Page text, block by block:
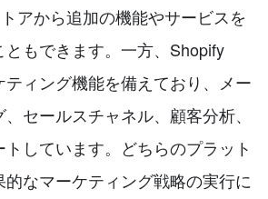
アから追加の機能やサービスを
もできます。一方、Shopify
ィング機能を備えており、メー
セールスチャネル、顧客分析、
しています。どちらのプラット
なマーケティング戦略の実行に